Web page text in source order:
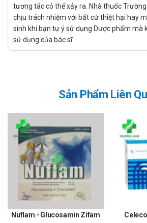
Cách dùng – liều dùng của
âm TW3
Hướng dẫn sử dụng:
Liều dùng:
Người lớn: Mỗi lần dùng từ 1-2
cà phê.
Trẻ em từ 5-15 tuổi: Mỗi lần
thìa cà phê.
Quên liều:
Nếu bạn dùng thiếu một liều, bạn
ra. Hoặc bỏ qua nếu sắp đến liều
tương tác có thể xảy ra. Nhà thuốc
chịu trách nhiệm với bất cứ thiệt hại hay
sinh khi bạn tự ý sử dụng Dược phẩm mà
sử dụng của bác sĩ.
Sản Phẩm Liên
Nuflam - Glucosamin Zifam